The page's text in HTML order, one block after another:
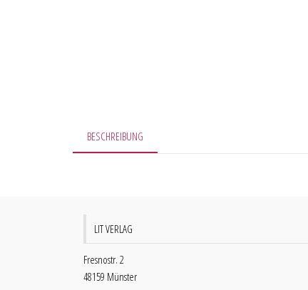
BESCHREIBUNG
LIT VERLAG
Fresnostr. 2
48159 Münster